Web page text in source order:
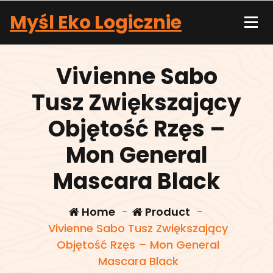
content
Myśl Eko Logicznie
Vivienne Sabo
Tusz Zwiększający
Objętość Rzęs –
Mon General
Mascara Black
Home- Product -
Vivienne Sabo Tusz Zwiększający
Objętość Rzęs – Mon General
Mascara Black